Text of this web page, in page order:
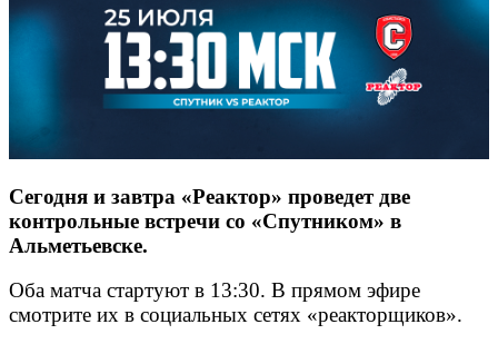
Сегодня и завтра «Реактор» проведет две
контрольные встречи со «Спутником» в
Альметьевске.
Оба матча стартуют в 13:30. В прямом эфире
смотрите их в социальных сетях «реакторщиков».